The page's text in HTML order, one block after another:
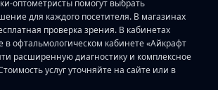
оптометристы помогут выбрать
для каждого посетителя. В магазинах
проверка зрения. В кабинетах
в офтальмологическом кабинете «Айкрафт
расширенную диагностику и комплексное
услуг уточняйте на сайте или в